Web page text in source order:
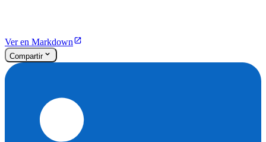
Ver en Markdown
Compartir